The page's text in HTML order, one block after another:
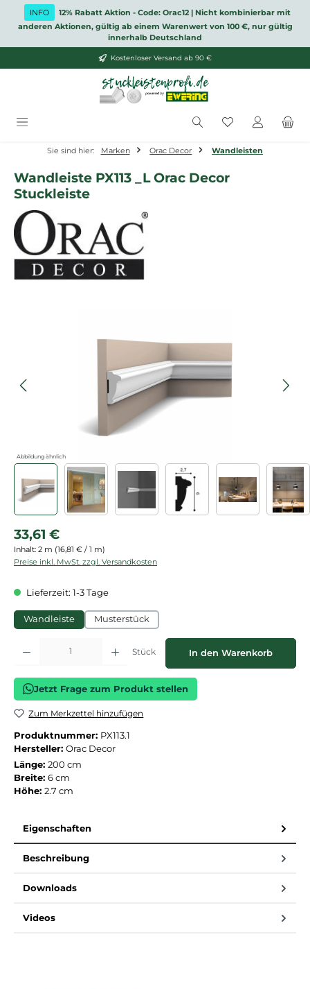
Zum Hauptinhalt springen
INFO
12% Rabatt Aktion - Code: Orac12 | Nicht kombinierbar mit
anderen Aktionen, gültig ab einem Warenwert von 100 €, nur gültig
innerhalb Deutschland
Kostenloser Versand ab 90 €
Du hast 0
Sie sind hier: Marken Orac Decor Wandleisten
Wandleiste PX113 _L Orac Decor
Stuckleiste
Abbildung ähnlich
Regulärer Preis:
33,61 €
Inhalt: 2 m (16,81 € / 1 m)
Preise inkl. MwSt. zzgl. Versandkosten
Lieferzeit: 1-3 Tage
Wandleiste Musterstück
Produkt Anzahl: Gib den gewünschten Wert ein oder benutze die
Stück In den Warenkorb
Jetzt Frage zum Produkt stellen
Zum Merkzettel hinzufügen
Produktnummer: PX113.1
Hersteller: Orac Decor
Länge: 200 cm
Breite: 6 cm
Höhe: 2.7 cm
Eigenschaften
Beschreibung
Downloads
Videos